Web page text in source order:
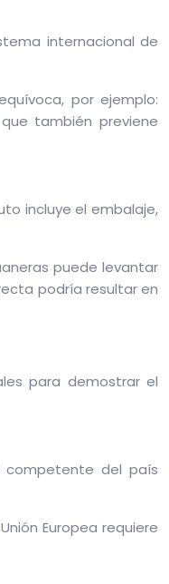
internacional de
por ejemplo:
también previene
incluye el embalaje,
puede levantar
podría resultar en
para demostrar el
competente del país
Europea requiere